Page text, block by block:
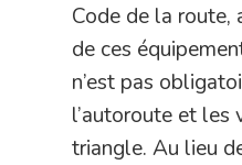
Code de la route,
de ces
n’est pas
l’autoroute et les
triangle. Au lieu